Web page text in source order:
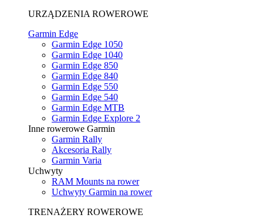
URZĄDZENIA ROWEROWE
Garmin Edge
Garmin Edge 1050
Garmin Edge 1040
Garmin Edge 850
Garmin Edge 840
Garmin Edge 550
Garmin Edge 540
Garmin Edge MTB
Garmin Edge Explore 2
Inne rowerowe Garmin
Garmin Rally
Akcesoria Rally
Garmin Varia
Uchwyty
RAM Mounts na rower
Uchwyty Garmin na rower
TRENAŻERY ROWEROWE